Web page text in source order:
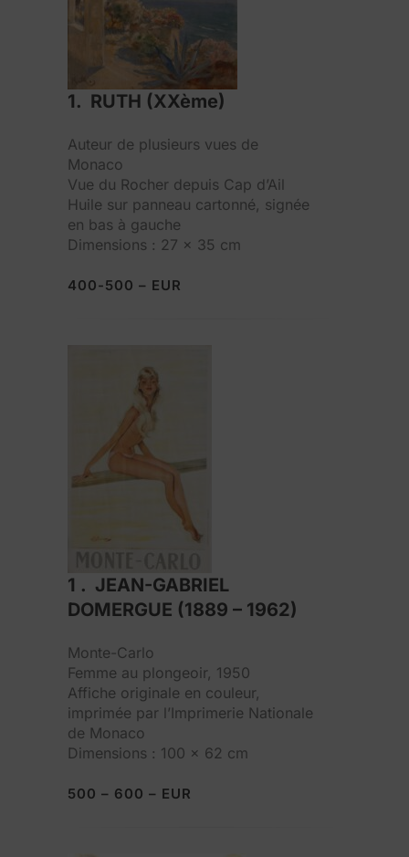
1. RUTH (XXème)
Auteur de plusieurs vues de
Monaco
Vue du Rocher depuis Cap d’Ail
Huile sur panneau cartonné, signée
en bas à gauche
Dimensions : 27 x 35 cm
400-500 – EUR
1 . JEAN-GABRIEL
DOMERGUE (1889 – 1962)
Monte-Carlo
Femme au plongeoir, 1950
Affiche originale en couleur,
imprimée par l’Imprimerie Nationale
de Monaco
Dimensions : 100 x 62 cm
500 – 600 – EUR